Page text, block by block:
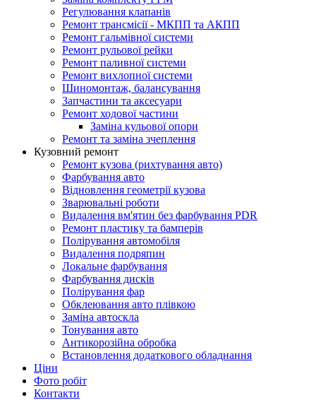
Регулювання клапанів
Ремонт трансмісії - МКПП та АКПП
Ремонт гальмівної системи
Ремонт рульової рейки
Ремонт паливної системи
Ремонт вихлопної системи
Шиномонтаж, балансування
Запчастини та аксесуари
Ремонт ходової частини
Заміна кульової опори
Ремонт та заміна зчеплення
Кузовний ремонт
Ремонт кузова (рихтування авто)
Фарбування авто
Відновлення геометрії кузова
Зварювальні роботи
Видалення вм'ятин без фарбування PDR
Ремонт пластику та бамперів
Полірування автомобіля
Видалення подряпин
Локальне фарбування
Фарбування дисків
Полірування фар
Обклеювання авто плівкою
Заміна автоскла
Тонування авто
Антикорозійна обробка
Встановлення додаткового обладнання
Ціни
Фото робіт
Контакти